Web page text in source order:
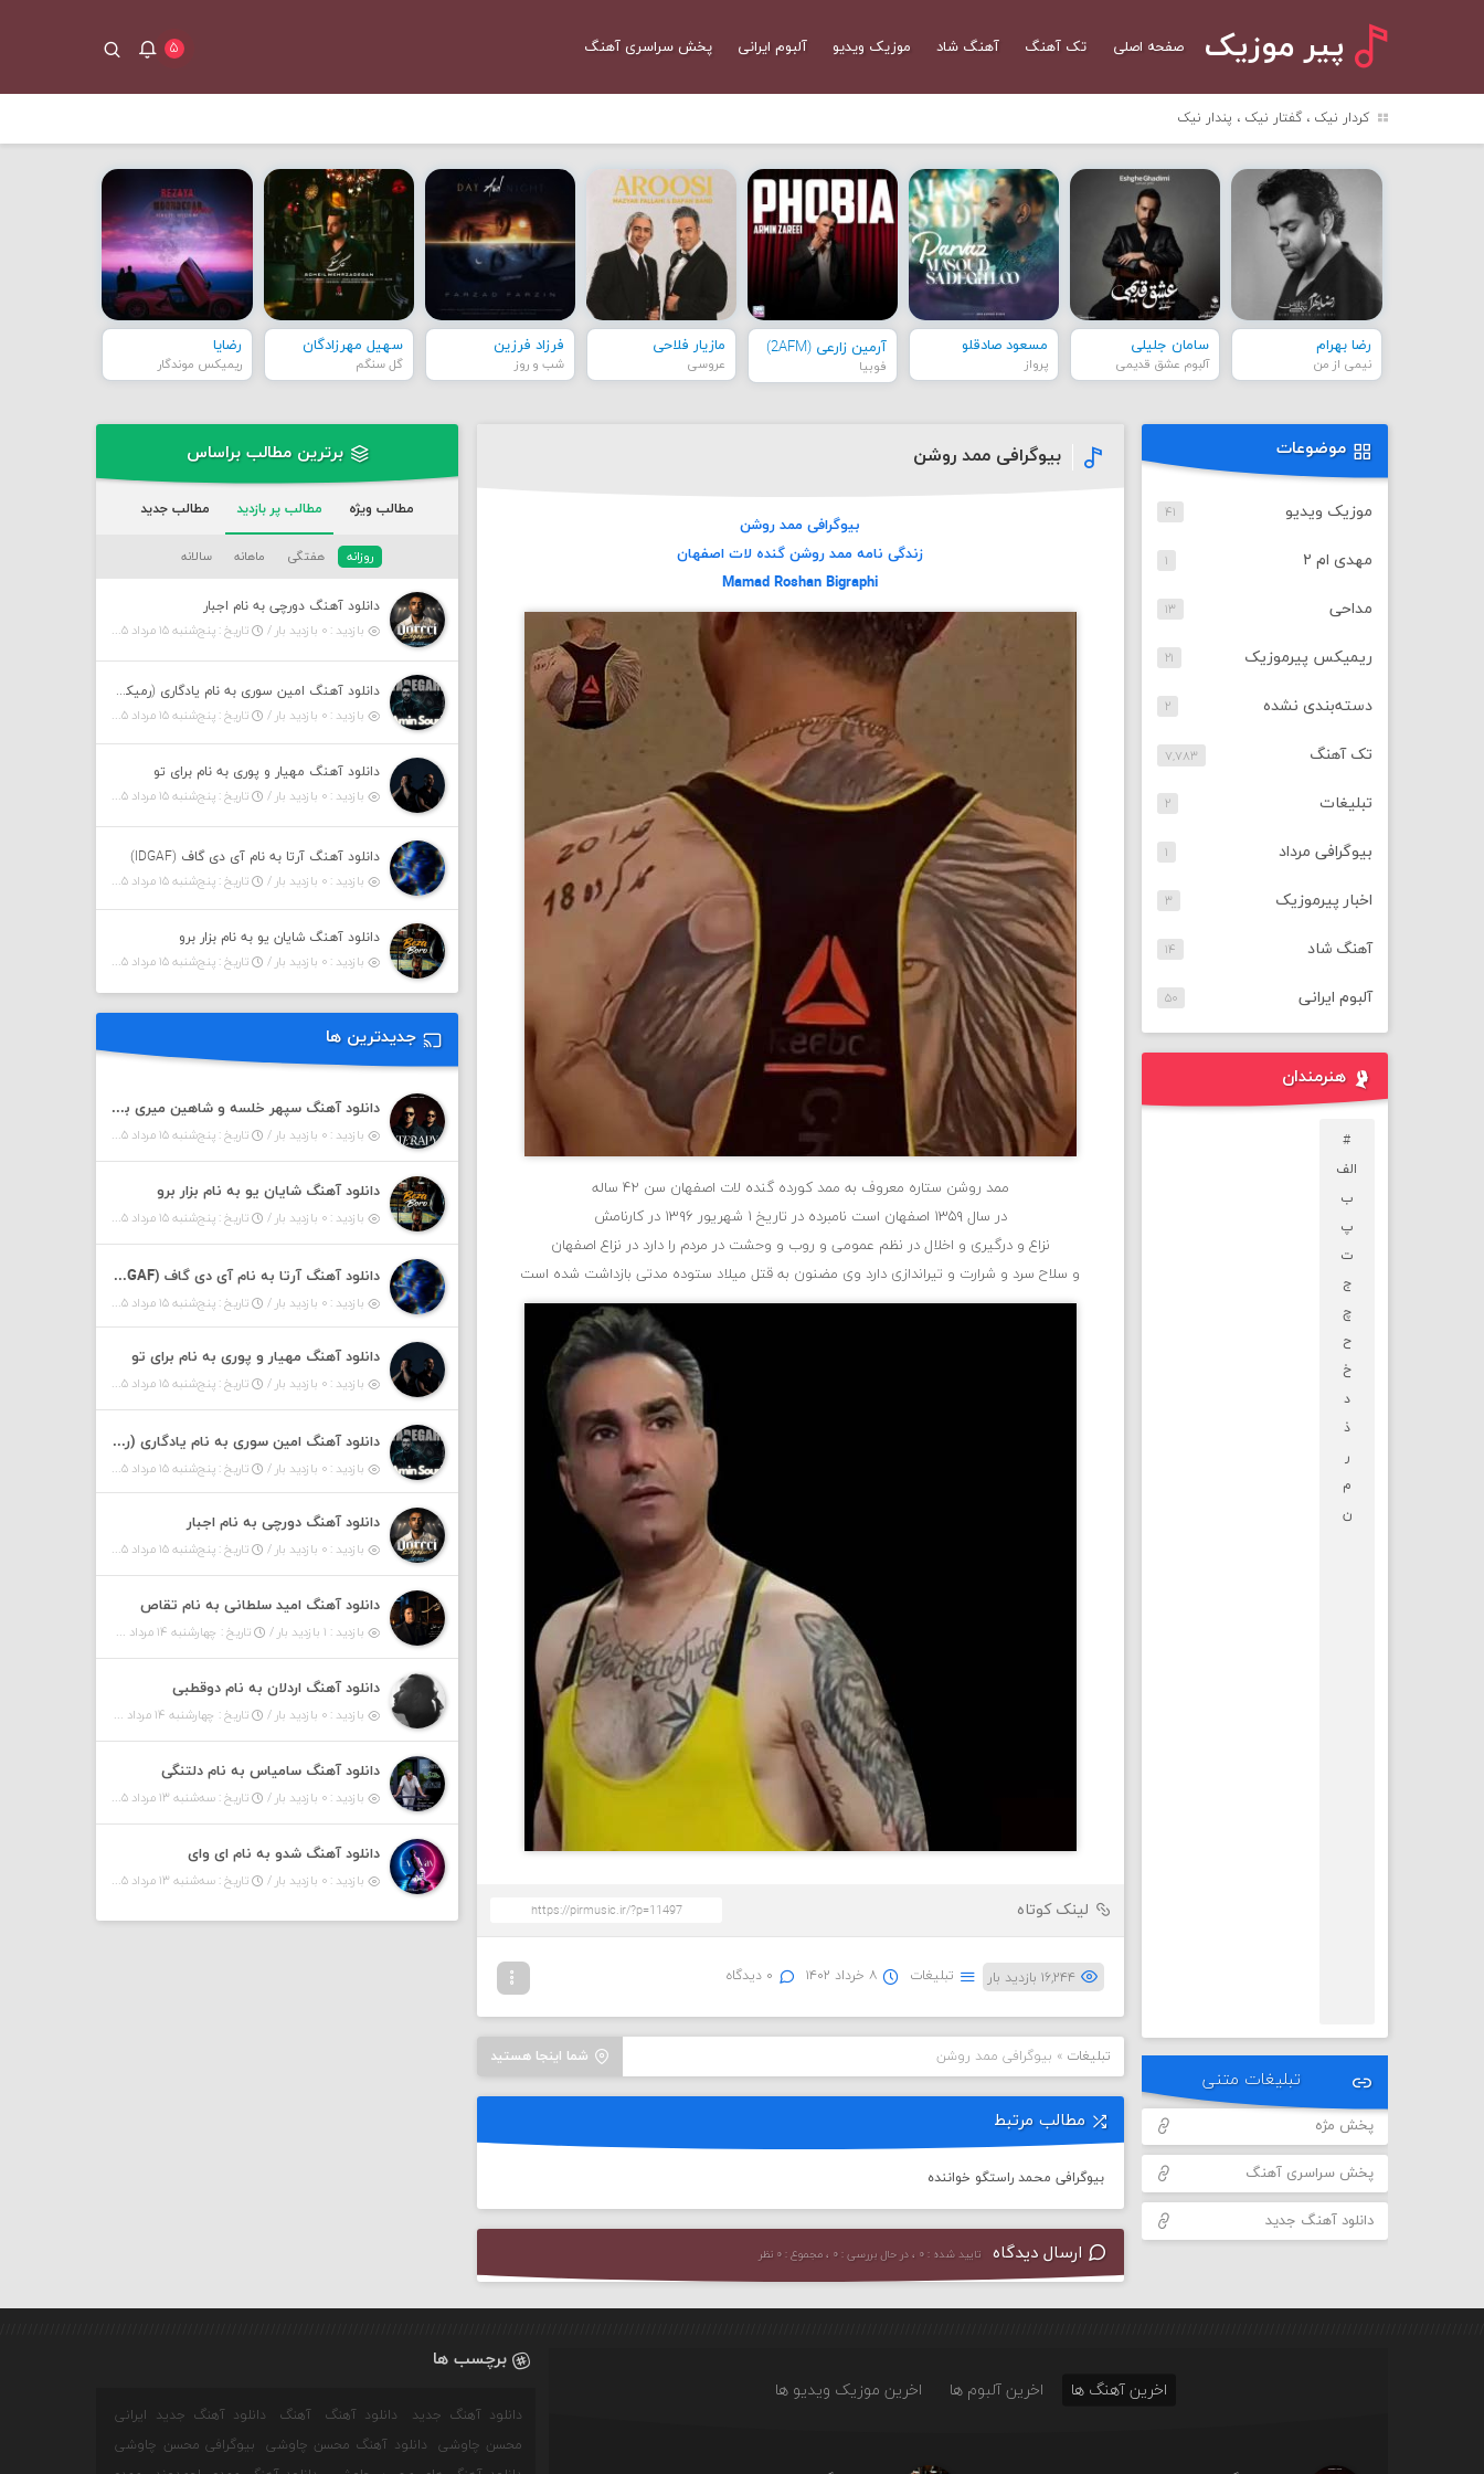
پیر موزیک صفحه اصلی تک آهنگ آهنگ شاد موزیک ویدیو آلبوم ایرانی پخش سراسری آهنگ ۵
کردار نیک ، گفتار نیک ، پندار نیک
رضا بهرام
نیمی از من
سامان جلیلی
آلبوم عشق قدیمی
مسعود صادقلو
پرواز
آرمین زارعی (2AFM)
فوبیا
مازیار فلاحی
عروسی
فرزاد فرزین
شب و روز
سهیل مهرزادگان
گل سنگم
رضایا
ریمیکس موندگار
بیوگرافی ممد روشن
بیوگرافی ممد روشن
زندگی نامه ممد روشن گنده لات اصفهان
Mamad Roshan Bigraphi
ممد روشن ستاره معروف به ممد کورده گنده لات اصفهان سن ۴۲ ساله
در سال ۱۳۵۹ اصفهان است نامبرده در تاریخ ۱ شهریور ۱۳۹۶ در کارنامش
نزاع و درگیری و اخلال در نظم عمومی و روب و وحشت در مردم را دارد در نزاع اصفهان
و سلاح سرد و شرارت و تیراندازی دارد وی مضنون به قتل میلاد ستوده مدتی بازداشت شده است
لینک کوتاه
۱۶,۲۴۴ بازدید بار تبلیغات ۸ خرداد ۱۴۰۲ ۰ دیدگاه
شما اینجا هستید تبلیغات » بیوگرافی ممد روشن
مطالب مرتبط
بیوگرافی محمد راستگو خواننده
ارسال دیدگاه تایید شده : ۰ ، در حال بررسی : ۰ ، مجموع : ۰ نظر
موضوعات
موزیک ویدیو ۴۱
مهدی ام ۲ ۱
مداحی ۱۳
ریمیکس پیرموزیک ۲۱
دسته‌بندی نشده ۲
تک آهنگ ۷,۷۸۳
تبلیغات ۲
بیوگرافی مرداد ۱
اخبار پیرموزیک ۳
آهنگ شاد ۱۴
آلبوم ایرانی ۵۰
هنرمندان
#
الف
ب
پ
ت
ج
چ
ح
خ
د
ذ
ر
م
ن
تبلیغات متنی
پخش مژه
پخش سراسری آهنگ
دانلود آهنگ جدید
برترین مطالب براساس
مطالب ویژه مطالب پر بازدید مطالب جدید
روزانه هفتگی ماهانه سالانه
دانلود آهنگ دورچی به نام اجبار
بازدید : ۰ بازدید بار /
تاریخ : پنج‌شنبه ۱۵ مرداد ۱۴۰۵
دانلود آهنگ امین سوری به نام یادگاری (رمیکس)
بازدید : ۰ بازدید بار /
تاریخ : پنج‌شنبه ۱۵ مرداد ۱۴۰۵
دانلود آهنگ مهیار و پوری به نام برای تو
بازدید : ۰ بازدید بار /
تاریخ : پنج‌شنبه ۱۵ مرداد ۱۴۰۵
دانلود آهنگ آرتا به نام آی دی گاف (IDGAF)
بازدید : ۰ بازدید بار /
تاریخ : پنج‌شنبه ۱۵ مرداد ۱۴۰۵
دانلود آهنگ شایان یو به نام بزار برو
بازدید : ۰ بازدید بار /
تاریخ : پنج‌شنبه ۱۵ مرداد ۱۴۰۵
جدیدترین ها
دانلود آهنگ سپهر خلسه و شاهین میری به نام تراپی
بازدید : ۰ بازدید بار / تاریخ : پنج‌شنبه ۱۵ مرداد ۱۴۰۵
دانلود آهنگ شایان یو به نام بزار برو
بازدید : ۰ بازدید بار / تاریخ : پنج‌شنبه ۱۵ مرداد ۱۴۰۵
دانلود آهنگ آرتا به نام آی دی گاف (IDGAF)
بازدید : ۰ بازدید بار / تاریخ : پنج‌شنبه ۱۵ مرداد ۱۴۰۵
دانلود آهنگ مهیار و پوری به نام برای تو
بازدید : ۰ بازدید بار / تاریخ : پنج‌شنبه ۱۵ مرداد ۱۴۰۵
دانلود آهنگ امین سوری به نام یادگاری (رمیکس)
بازدید : ۰ بازدید بار / تاریخ : پنج‌شنبه ۱۵ مرداد ۱۴۰۵
دانلود آهنگ دورچی به نام اجبار
بازدید : ۰ بازدید بار / تاریخ : پنج‌شنبه ۱۵ مرداد ۱۴۰۵
دانلود آهنگ امید سلطانی به نام تقاص
بازدید : ۱ بازدید بار / تاریخ : چهارشنبه ۱۴ مرداد ۱۴۰۵
دانلود آهنگ اردلان به نام دوقطبی
بازدید : ۰ بازدید بار / تاریخ : چهارشنبه ۱۴ مرداد ۱۴۰۵
دانلود آهنگ سامیاس به نام دلتنگی
بازدید : ۰ بازدید بار / تاریخ : سه‌شنبه ۱۳ مرداد ۱۴۰۵
دانلود آهنگ شدو به نام ای وای
بازدید : ۰ بازدید بار / تاریخ : سه‌شنبه ۱۳ مرداد ۱۴۰۵
اخرین آهنگ ها اخرین آلبوم ها اخرین موزیک ویدیو ها
برچسب ها
دانلود آهنگ جدید دانلود آهنگ آهنگ
دانلود آهنگ جدید ایرانی
محسن چاوشی
دانلود آهنگ محسن چاوشی
بیوگرافی محسن چاوشی